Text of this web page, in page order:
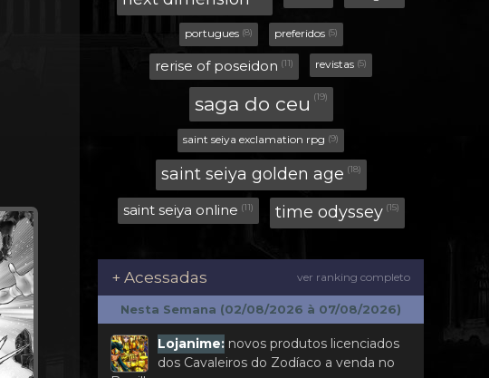
+ Acessadas ver ranking completo